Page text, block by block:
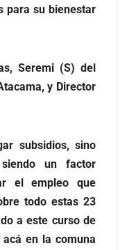
para su bienestar
Seremi (S) del
y Director
subsidios, sino
un factor
el empleo que
todo estas 23
a este curso de
en la comuna